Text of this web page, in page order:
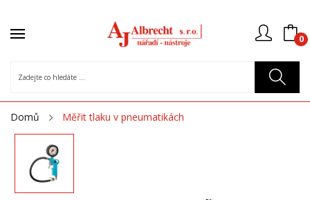
0
Domů Měřit tlaku v pneumatikách